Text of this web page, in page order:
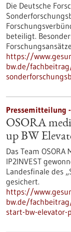
Die Deutsche
beteiligt.
https://
bw.de/
Pressemitteilung
OSORA
up BW
Das Team
IP2INVEST
Landesfinale des
gesichert.
https://
bw.de/
start-bw-elevator-